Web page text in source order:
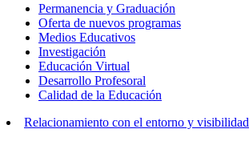
Permanencia y Graduación
Oferta de nuevos programas
Medios Educativos
Investigación
Educación Virtual
Desarrollo Profesoral
Calidad de la Educación
Relacionamiento con el entorno y visibilidad